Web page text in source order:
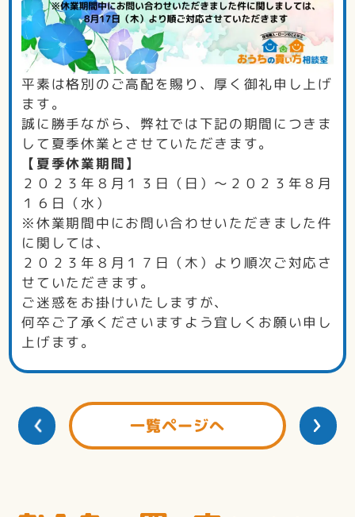
平素は格別のご高配を賜り、厚く御礼申し上げ
ます。
誠に勝手ながら、弊社では下記の期間につきま
して夏季休業とさせていただきます。
【夏季休業期間】
２０２３年８月１３日（日）～２０２３年８月
１６日（水）
※休業期間中にお問い合わせいただきました件
に関しては、
２０２３年８月１７日（木）より順次ご対応さ
せていただきます。
ご迷惑をお掛けいたしますが、
何卒ご了承くださいますよう宜しくお願い申し
上げます。
一覧ページへ